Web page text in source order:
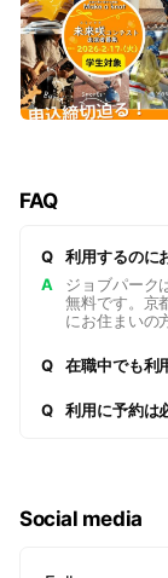
FAQ
Q
利用するのに
A
ジョブパーク
無料です。京
にお住まいの
Q 在職中でも利
Q 利用に予約は
Social media